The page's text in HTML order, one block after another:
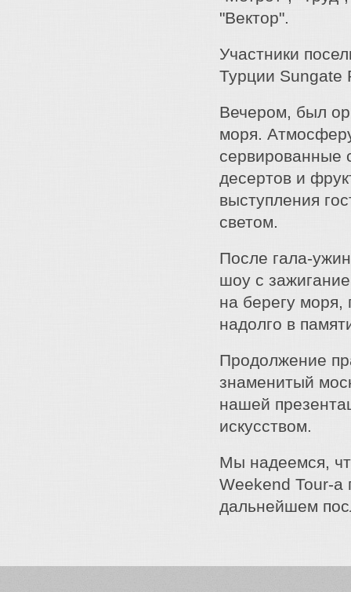
"Вектор".
Участники
Турции Sungate
Вечером, был
моря.
сервированные
десертов и
выступления
светом.
После гала-
шоу с
на берегу моря,
надолго в
Продолжение
знаменитый
нашей
искусством.
Мы надеемся,
Weekend Tour-а
дальнейшем